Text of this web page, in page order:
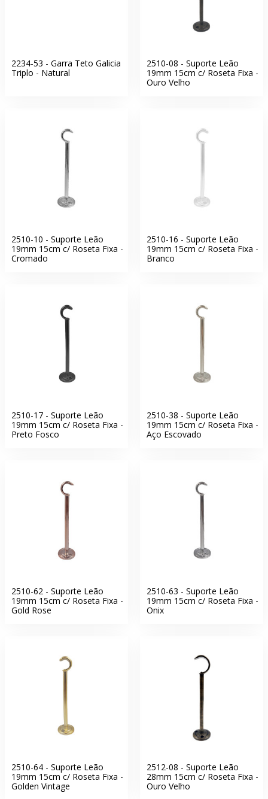
2234-53 - Garra Teto Galicia
Triplo - Natural
2510-08 - Suporte Leão
19mm 15cm c/ Roseta Fixa -
Ouro Velho
2510-10 - Suporte Leão
19mm 15cm c/ Roseta Fixa -
Cromado
2510-16 - Suporte Leão
19mm 15cm c/ Roseta Fixa -
Branco
2510-17 - Suporte Leão
19mm 15cm c/ Roseta Fixa -
Preto Fosco
2510-38 - Suporte Leão
19mm 15cm c/ Roseta Fixa -
Aço Escovado
2510-62 - Suporte Leão
19mm 15cm c/ Roseta Fixa -
Gold Rose
2510-63 - Suporte Leão
19mm 15cm c/ Roseta Fixa -
Onix
2510-64 - Suporte Leão
19mm 15cm c/ Roseta Fixa -
Golden Vintage
2512-08 - Suporte Leão
28mm 15cm c/ Roseta Fixa -
Ouro Velho